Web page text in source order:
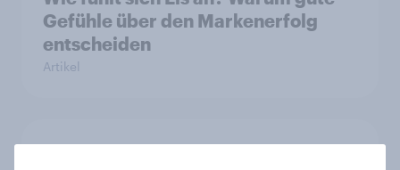
Gefühle über den Markenerfolg
entscheiden
Artikel